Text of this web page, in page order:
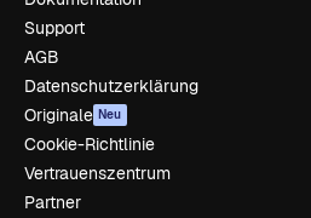
Support
AGB
Datenschutzerklärung
Originale Neu
Cookie-Richtlinie
Vertrauenszentrum
Partner